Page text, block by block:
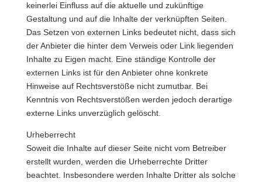
keinerlei Einfluss auf die aktuelle und zukünftige
Gestaltung und auf die Inhalte der verknüpften Seiten.
Das Setzen von externen Links bedeutet nicht, dass sich
der Anbieter die hinter dem Verweis oder Link liegenden
Inhalte zu Eigen macht. Eine ständige Kontrolle der
externen Links ist für den Anbieter ohne konkrete
Hinweise auf Rechtsverstöße nicht zumutbar. Bei
Kenntnis von Rechtsverstößen werden jedoch derartige
externe Links unverzüglich gelöscht.
Urheberrecht
Soweit die Inhalte auf dieser Seite nicht vom Betreiber
erstellt wurden, werden die Urheberrechte Dritter
beachtet. Insbesondere werden Inhalte Dritter als solche